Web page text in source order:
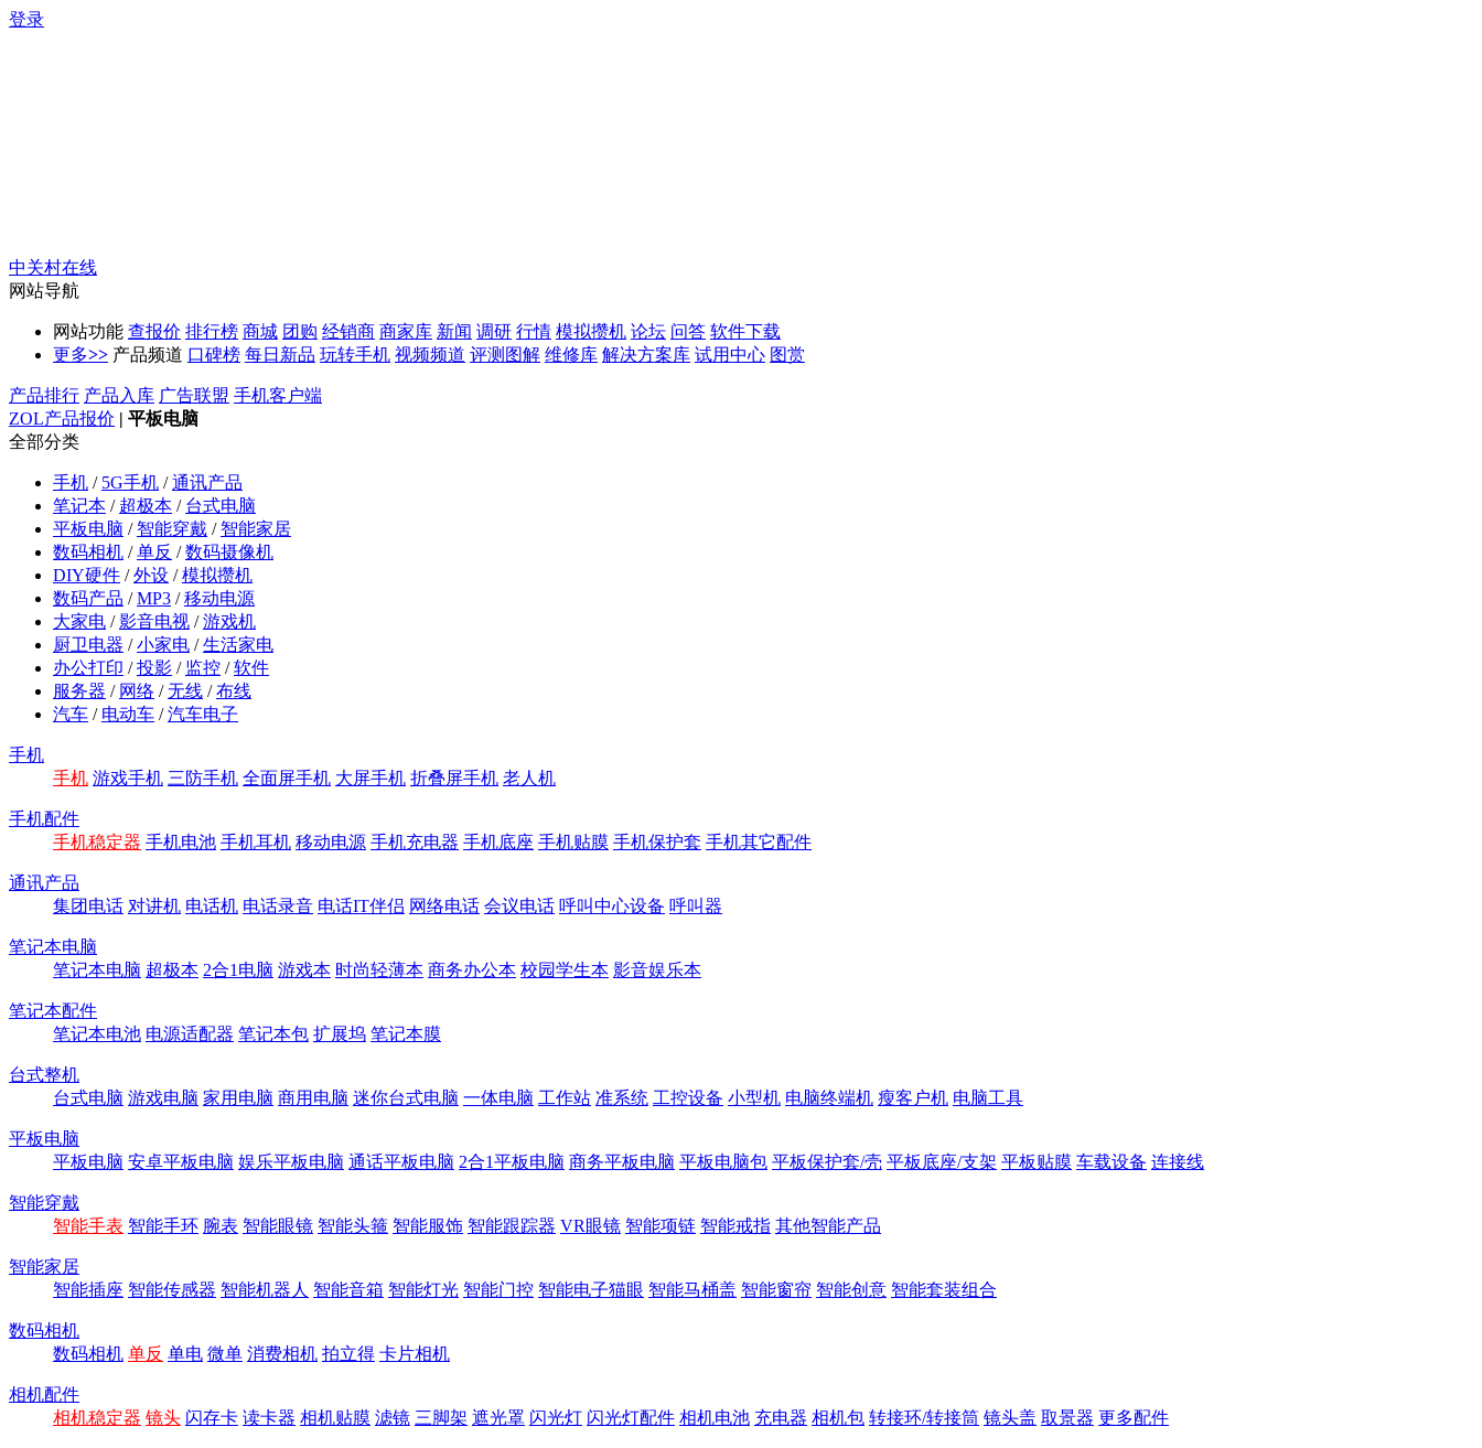
登录
中关村在线
网站导航
网站功能 查报价 排行榜 商城 团购 经销商 商家库 新闻 调研 行情 模拟攒机 论坛 问答 软件下载
更多>> 产品频道 口碑榜 每日新品 玩转手机 视频频道 评测图解 维修库 解决方案库 试用中心 图赏
产品排行 产品入库 广告联盟 手机客户端
ZOL产品报价 | 平板电脑
全部分类
手机 / 5G手机 /通讯产品
笔记本 / 超极本 / 台式电脑
平板电脑 / 智能穿戴 / 智能家居
数码相机 /单反 /数码摄像机
DIY硬件 /外设 /模拟攒机
数码产品 /MP3 /移动电源
大家电 /影音电视 /游戏机
厨卫电器 /小家电 /生活家电
办公打印 /投影 / 监控 /软件
服务器 / 网络 /无线 /布线
汽车 / 电动车 /汽车电子
手机
手机 游戏手机 三防手机 全面屏手机 大屏手机 折叠屏手机 老人机
手机配件
手机稳定器 手机电池 手机耳机 移动电源 手机充电器 手机底座 手机贴膜 手机保护套 手机其它配件
通讯产品
集团电话 对讲机 电话机 电话录音 电话IT伴侣 网络电话 会议电话 呼叫中心设备 呼叫器
笔记本电脑
笔记本电脑 超极本 2合1电脑 游戏本 时尚轻薄本 商务办公本 校园学生本 影音娱乐本
笔记本配件
笔记本电池 电源适配器 笔记本包 扩展坞 笔记本膜
台式整机
台式电脑 游戏电脑 家用电脑 商用电脑 迷你台式电脑 一体电脑 工作站 准系统 工控设备 小型机 电脑终端机 瘦客户机 电脑工具
平板电脑
平板电脑 安卓平板电脑 娱乐平板电脑 通话平板电脑 2合1平板电脑 商务平板电脑 平板电脑包 平板保护套/壳 平板底座/支架 平板贴膜 车载设备 连接线
智能穿戴
智能手表 智能手环 腕表 智能眼镜 智能头箍 智能服饰 智能跟踪器 VR眼镜 智能项链 智能戒指 其他智能产品
智能家居
智能插座 智能传感器 智能机器人 智能音箱 智能灯光 智能门控 智能电子猫眼 智能马桶盖 智能窗帘 智能创意 智能套装组合
数码相机
数码相机 单反 单电 微单 消费相机 拍立得 卡片相机
相机配件
相机稳定器 镜头 闪存卡 读卡器 相机贴膜 滤镜 三脚架 遮光罩 闪光灯 闪光灯配件 相机电池 充电器 相机包 转接环/转接筒 镜头盖 取景器 更多配件